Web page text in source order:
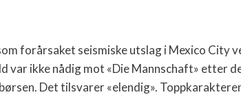
forårsaket seismiske utslag i Mexico City
var ikke nådig mot «Die Mannschaft» etter
Det tilsvarer «elendig».